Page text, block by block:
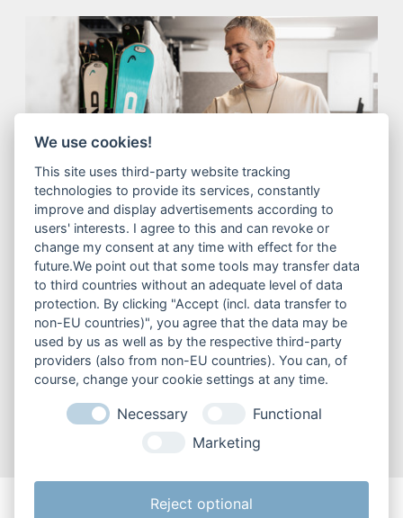
-15% Online Skiverleih
Jetzt online Ski reservieren!
mehr erfahren
We use cookies!
This site uses third-party website tracking
technologies to provide its services, constantly
improve and display advertisements according to
users' interests. I agree to this and can revoke or
change my consent at any time with effect for the
future.We point out that some tools may transfer data
to third countries without an adequate level of data
protection. By clicking "Accept (incl. data transfer to
non-EU countries)", you agree that the data may be
used by us as well as by the respective third-party
providers (also from non-EU countries). You can, of
course, change your cookie settings at any time.
Necessary
Functional
Marketing
Reject optional